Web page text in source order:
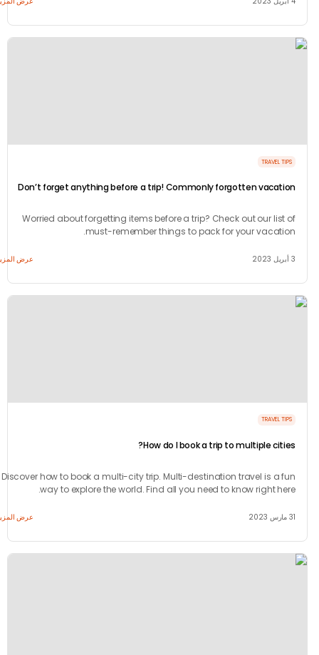
Don’t forget anything before a trip! Commonly forgotten
Worried about forgetting items before a trip? Check out our
must-remember things to pack for your
عرض المزيد
How do I book a trip to multiple
Discover how to book a multi-city trip. Multi-destination travel is a
way to explore the world. Find all you need to know right
عرض المزيد